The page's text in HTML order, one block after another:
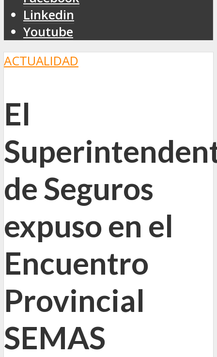
Linkedin
Youtube
ACTUALIDAD
El
de Seguros
expuso en el
Encuentro
Provincial
SEMAS